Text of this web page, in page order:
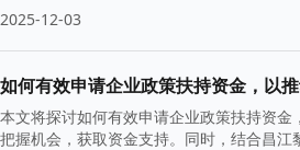
2025-12-03
如何有效申请企业政策扶持资金，以
本文将探讨如何有效申请企业政策扶持资
把握机会，获取资金支持。同时，结合昌